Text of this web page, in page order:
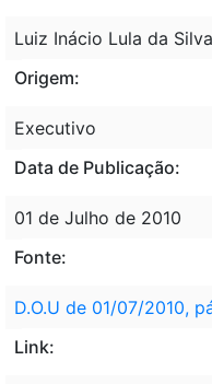
Luiz Inácio Lula da Silva
Origem:
Executivo
Data de Publicação:
01 de Julho de 2010
Fonte:
D.O.U de 01/07/2010,
Link: